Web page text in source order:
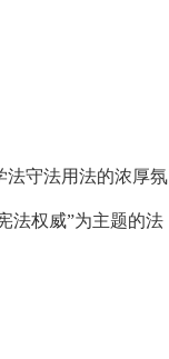
守法用法的浓厚氛
法权威”为主题的法